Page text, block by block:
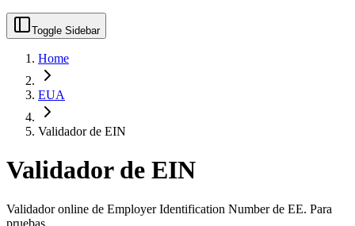
Toggle Sidebar
Home
EUA
Validador de EIN
Validador de EIN
Validador online de Employer Identification Number de EE. Para
pruebas.